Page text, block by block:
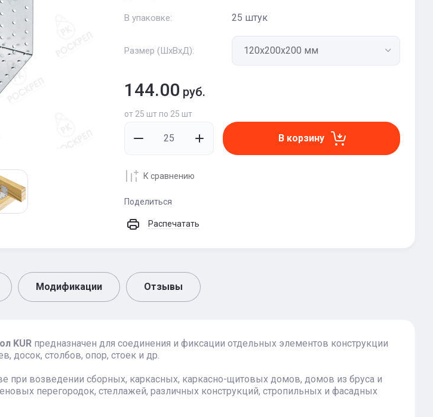
В упаковке: 25 штук
Размер (ШxВxД):
144.00 руб.
от 25 шт по 25 шт
В корзину
К сравнению
Поделиться
Распечатать
Модификации Отзывы
KUR предназначен для соединения и фиксации отдельных элементов конструкции
досок, столбов, опор, стоек и др.
при возведении сборных, каркасных, каркасно-щитовых домов, домов из бруса и
перегородок, стеллажей, различных конструкций, стропильных и фасадных